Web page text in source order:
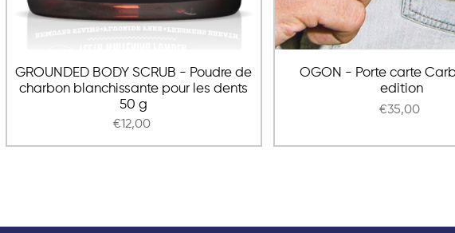
GROUNDED BODY SCRUB - Poudre de
charbon blanchissante pour les dents
50 g
€12,00
OGON - Porte carte
edition
€35,00